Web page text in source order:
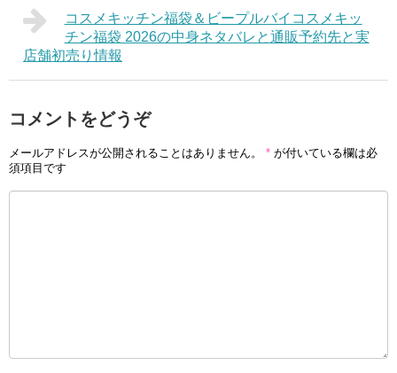
コスメキッチン福袋＆ビープルバイコスメキッ
チン福袋 2026の中身ネタバレと通販予約先と実
店舗初売り情報
コメントをどうぞ
メールアドレスが公開されることはありません。 * が付いている欄は必
須項目です